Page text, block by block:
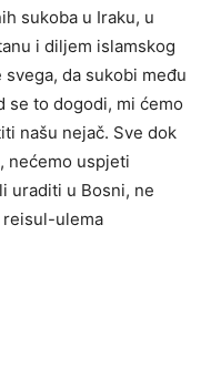
sukoba u Iraku, u
i diljem islamskog
da sukobi među
se to dogodi, mi ćemo
našu nejač. Sve dok
nećemo uspjeti
uraditi u Bosni, ne
reisul-ulema